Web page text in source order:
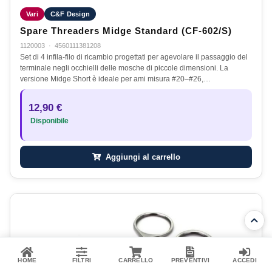
Vari C&F Design
Spare Threaders Midge Standard (CF-602/S)
1120003 · 4560111381208
Set di 4 infila-filo di ricambio progettati per agevolare il passaggio del
terminale negli occhielli delle mosche di piccole dimensioni. La
versione Midge Short è ideale per ami misura #20–#26,…
12,90 €
Disponibile
Aggiungi al carrello
HOME FILTRI CARRELLO PREVENTIVI ACCEDI